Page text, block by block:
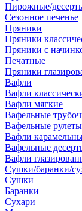
Пирожные/
Сезонное печенье
Пряники
Пряники
Пряники с
Печатные
Пряники
Вафли
Вафли
Вафли мягкие
Вафельные
Вафельные
Вафли
Вафельные
Вафли
Сушки/баранки/
Сушки
Баранки
Сухари